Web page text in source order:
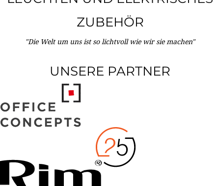
ZUBEHÖR
"Die Welt um uns ist so lichtvoll wie wir sie machen"
UNSERE PARTNER